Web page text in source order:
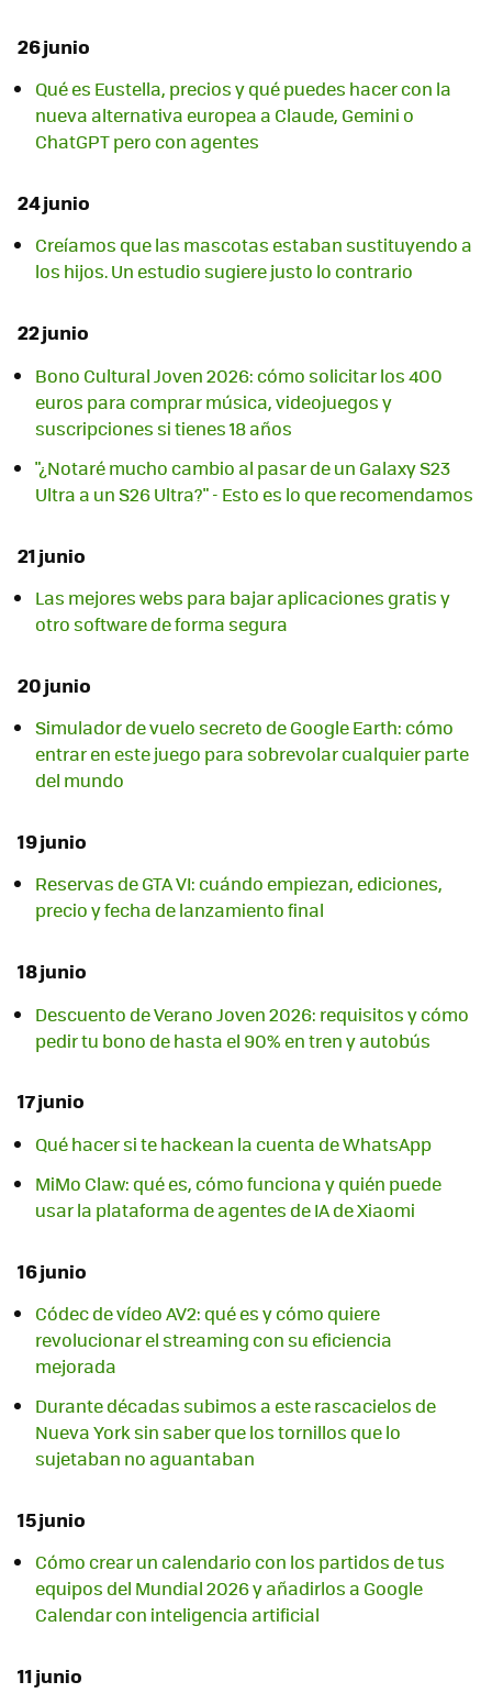
26 junio
Qué es Eustella, precios y qué puedes hacer con la
nueva alternativa europea a Claude, Gemini o
ChatGPT pero con agentes
24 junio
Creíamos que las mascotas estaban sustituyendo a
los hijos. Un estudio sugiere justo lo contrario
22 junio
Bono Cultural Joven 2026: cómo solicitar los 400
euros para comprar música, videojuegos y
suscripciones si tienes 18 años
"¿Notaré mucho cambio al pasar de un Galaxy S23
Ultra a un S26 Ultra?" - Esto es lo que recomendamos
21 junio
Las mejores webs para bajar aplicaciones gratis y
otro software de forma segura
20 junio
Simulador de vuelo secreto de Google Earth: cómo
entrar en este juego para sobrevolar cualquier parte
del mundo
19 junio
Reservas de GTA VI: cuándo empiezan, ediciones,
precio y fecha de lanzamiento final
18 junio
Descuento de Verano Joven 2026: requisitos y cómo
pedir tu bono de hasta el 90% en tren y autobús
17 junio
Qué hacer si te hackean la cuenta de WhatsApp
MiMo Claw: qué es, cómo funciona y quién puede
usar la plataforma de agentes de IA de Xiaomi
16 junio
Códec de vídeo AV2: qué es y cómo quiere
revolucionar el streaming con su eficiencia
mejorada
Durante décadas subimos a este rascacielos de
Nueva York sin saber que los tornillos que lo
sujetaban no aguantaban
15 junio
Cómo crear un calendario con los partidos de tus
equipos del Mundial 2026 y añadirlos a Google
Calendar con inteligencia artificial
11 junio